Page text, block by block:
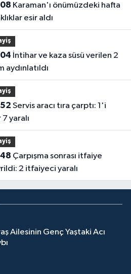
esir aldı
aydınlatıldı
7 yaralı
2 itfaiyeci yaralı
Ailesinin Genç Yaştaki Acı